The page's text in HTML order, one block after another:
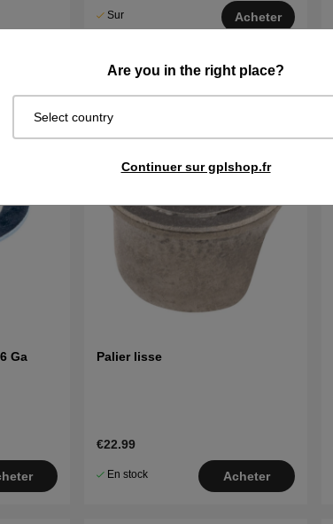
Are you in the right place?
Select country
Continuer sur gplshop.fr
Sur
Acheter
Ga Palier lisse
€22.99
En stock Acheter